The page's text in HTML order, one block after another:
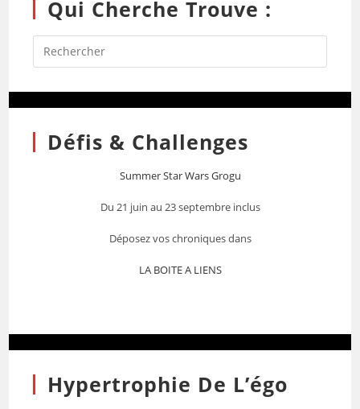
Qui Cherche Trouve :
Défis & Challenges
Summer Star Wars Grogu
Du 21 juin au 23 septembre inclus
Déposez vos chroniques dans
LA BOITE A LIENS
Hypertrophie De L’égo